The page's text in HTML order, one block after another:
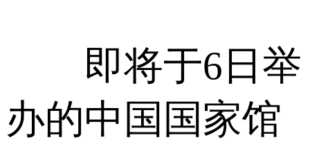
即将于6日举
办的中国国家馆